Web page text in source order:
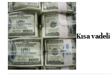
Kısa